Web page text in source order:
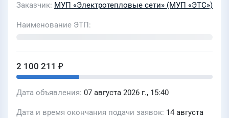
Заказчик МУП «Электротепловые сети» (МУП «ЭТС»)
Наименование ЭТП
2 100 211 ₽
Дата объявления 07 августа 2026 г., 15:40
Дата и время окончания подачи заявок 14 августа